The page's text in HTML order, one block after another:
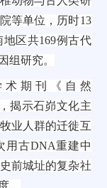
等单位，历时13
区共169例古代
组研究。
术期刊《自然
揭示石峁文化主
业人群的迁徙互
用古DNA重建中
前城址的复杂社
。